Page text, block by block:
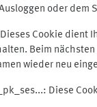
oder dem
Cookie dient
Beim
wieder neu
Diese